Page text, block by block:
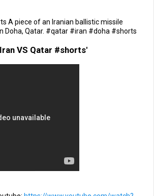
A piece of an Iranian ballistic missile
Doha, Qatar. #qatar #iran #doha #shorts
VS Qatar #shorts'